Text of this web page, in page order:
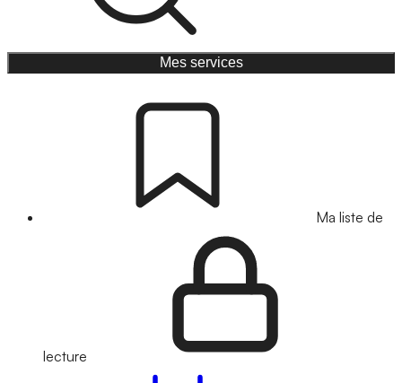
Mes services
Ma liste de
lecture